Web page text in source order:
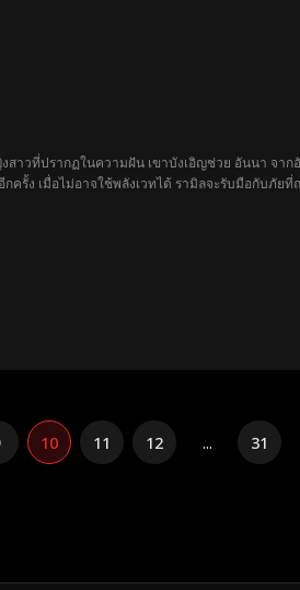
าวที่ปรากฏในความฝัน เขาบังเอิญช่วย อันนา จา
รั้ง เมื่อไม่อาจใช้พลังเวทได้ รามิลจะรับมือกับภัยที่
10 11 12 ... 31